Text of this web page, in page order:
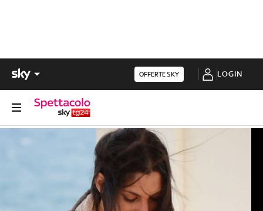
OFFERTE SKY LOGIN